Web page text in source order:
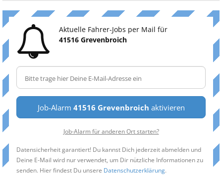
Aktuelle Fahrer-Jobs per Mail für
41516 Grevenbroich
Job-Alarm 41516 Grevenbroich aktivieren
Job-Alarm für anderen Ort starten?
Datensicherheit garantiert! Du kannst Dich jederzeit abmelden und
Deine E-Mail wird nur verwendet, um Dir nützliche Informationen zu
senden. Hier findest Du unsere Datenschutzerklärung.